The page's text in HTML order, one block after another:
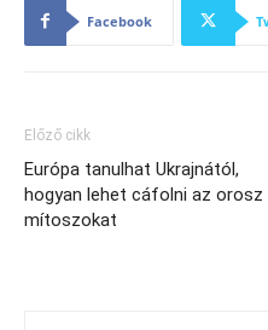
Facebook
Előző cikk
Európa tanulhat Ukrajnától,
hogyan lehet cáfolni az orosz
mítoszokat